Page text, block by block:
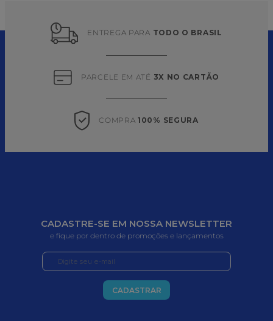
ENTREGA PARA TODO O BRASIL
PARCELE EM ATÉ 3X NO CARTÃO
COMPRA 100% SEGURA
CADASTRE-SE EM NOSSA NEWSLETTER
e fique por dentro de promoções e lançamentos
CADASTRAR